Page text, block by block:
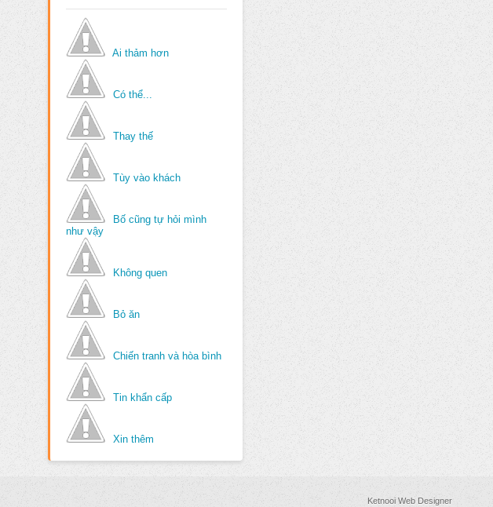
Ai thảm hơn
Có thể...
Thay thế
Tùy vào khách
Bố cũng tự hỏi mình
như vậy
Không quen
Bỏ ăn
Chiến tranh và hòa bình
Tin khẩn cấp
Xin thêm
Ketnooi Web Designer